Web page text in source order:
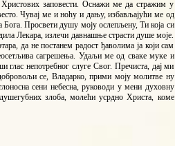
заповести. Оснажи ме да стражим у
Чувај ме и ноћу и дању, избављајући ме од
Бога. Просвети душу моју ослепљену, Ти која си
Лекара, излечи давнашње страсти душе моје.
да не постанем радост ђаволима ја који сам
сагрешења. Удаљи ме од сваке муке и
глас непотребног слуге Свог. Пречиста, дај ми
се, Владарко, прими моју молитве ну
сени небесна, руководи у мени духовну
злоба, молећи усрдно Христа, коме